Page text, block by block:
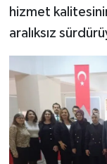
hizmet kalitesinin
aralıksız